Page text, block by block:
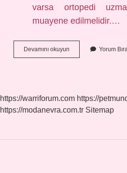
varsa ortopedi
muayene edilmelidir.…
Devamını okuyun
Bileğinin
Yorum
https://warriforum.com https://
https://modanevra.com.tr Sitemap